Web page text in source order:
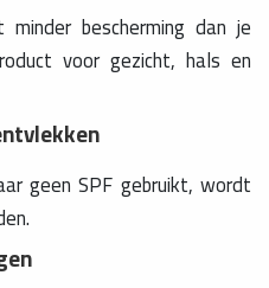
bescherming dan je
voor gezicht, hals en
geen SPF gebruikt, wordt